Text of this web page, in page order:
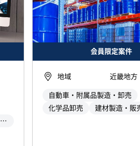
ソフトウェア・システム開発会社（自社）
会員限定案件
地域 近畿地方
自動車・附属品製造・卸売
化学品卸売
建材製造・販